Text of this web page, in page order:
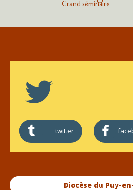
Grand séminaire
twitter
Diocèse du Puy-